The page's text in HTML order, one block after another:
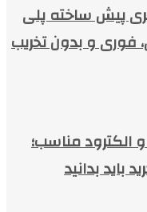
پیش ساخته پلی
فوری و بدون تخریب
الکترود مناسب؛
باید بدانید